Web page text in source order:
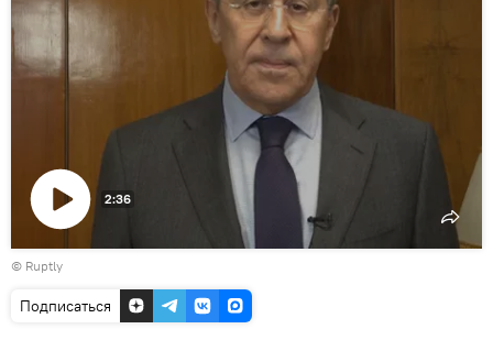
Воспроизвести
видео
2:36
© Ruptly
Подписаться